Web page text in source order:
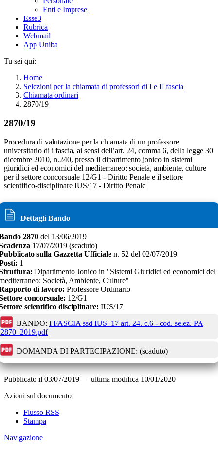
Enti e Imprese
Esse3
Rubrica
Webmail
App Uniba
Tu sei qui:
Home
Selezioni per la chiamata di professori di I e II fascia
Chiamata ordinari
2870/19
2870/19
Procedura di valutazione per la chiamata di un professore
universitario di i fascia, ai sensi dell’art. 24, comma 6, della legge 30
dicembre 2010, n.240, presso il dipartimento jonico in sistemi
giuridici ed economici del mediterraneo: società, ambiente, culture
per il settore concorsuale 12/G1 - Diritto Penale e il settore
scientifico-disciplinare IUS/17 - Diritto Penale
Dettagli Bando
2870 del 13/06/2019
17/07/2019 (scaduto)
sulla Gazzetta Ufficiale n. 52 del 02/07/2019
1
Dipartimento Jonico in "Sistemi Giuridici ed economici del
Società, Ambiente, Culture"
di lavoro: Professore Ordinario
concorsuale: 12/G1
scientifico disciplinare: IUS/17
BANDO: I FASCIA ssd IUS_17 art. 24. c.6 - cod. selez. PA
2870_2019.pdf
DOMANDA DI PARTECIPAZIONE: (scaduto)
Pubblicato il 03/07/2019 — ultima modifica 10/01/2020
Azioni sul documento
Flusso RSS
Stampa
Navigazione